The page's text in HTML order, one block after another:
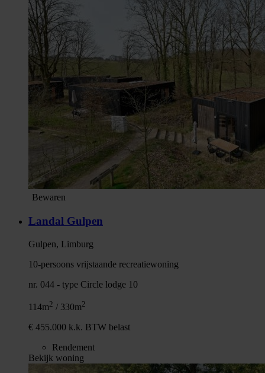
Bewaren
Landal Gulpen
Gulpen, Limburg
10-persoons vrijstaande recreatiewoning
nr. 044 - type Circle lodge 10
114m2 / 330m2
€ 455.000 k.k. BTW belast
Rendement
Bekijk woning